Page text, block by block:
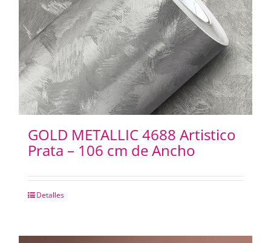
GOLD METALLIC 4688 Artistico
Prata – 106 cm de Ancho
Detalles